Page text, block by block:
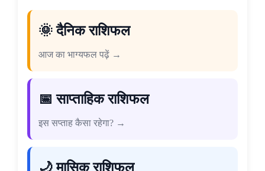
🌞 दैनिक राशिफल
आज का भाग्यफल पढ़ें →
📅 साप्ताहिक राशिफल
इस सप्ताह कैसा रहेगा? →
🌙 मासिक राशिफल